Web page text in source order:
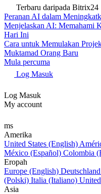
Terbaru daripada Bitrix24
Peranan AI dalam
Menjelaskan AI: Memahami
Hari Ini
Cara untuk Memulakan
Muktamad Orang Baru
Mula percuma
Log Masuk
Log Masuk
My account
ms
Amerika
United States (English)
México (Español) Colombia
Eropah
Europe (English)
(Polski) Italia (Italiano)
Asia